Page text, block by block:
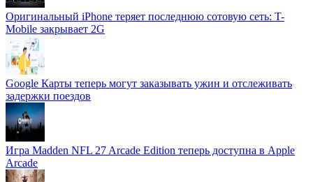
Оригинальный iPhone теряет последнюю сотовую сеть: T-
Mobile закрывает 2G
Google Карты теперь могут заказывать ужин и отслеживать
задержки поездов
Игра Madden NFL 27 Arcade Edition теперь доступна в Apple
Arcade